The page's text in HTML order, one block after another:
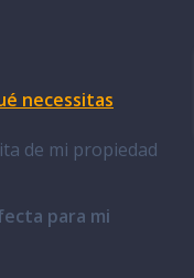
necessitas
de mi propiedad
para mi